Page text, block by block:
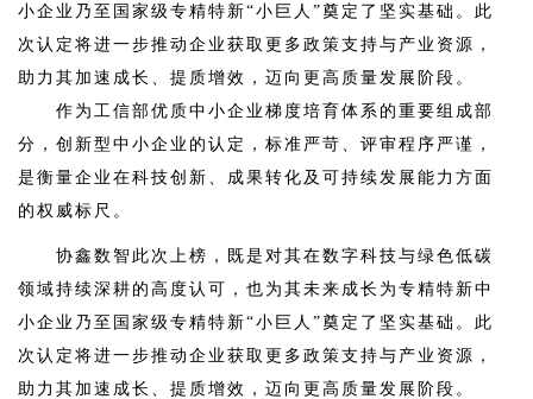
小企业乃至国家级专精特新“小巨人”奠定了坚实基础。此
次认定将进一步推动企业获取更多政策支持与产业资源，
助力其加速成长、提质增效，迈向更高质量发展阶段。
作为工信部优质中小企业梯度培育体系的重要组成部
分，创新型中小企业的认定，标准严苛、评审程序严谨，
是衡量企业在科技创新、成果转化及可持续发展能力方面
的权威标尺。
协鑫数智此次上榜，既是对其在数字科技与绿色低碳
领域持续深耕的高度认可，也为其未来成长为专精特新中
小企业乃至国家级专精特新“小巨人”奠定了坚实基础。此
次认定将进一步推动企业获取更多政策支持与产业资源，
助力其加速成长、提质增效，迈向更高质量发展阶段。